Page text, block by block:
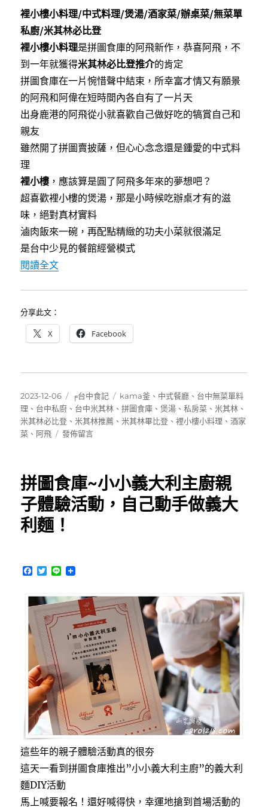
夾
多
拿
滋
及
果
拉
米
c
e
b
o
o
k
i
t
t
e
r
n
e
裡小樓小料理/中式料理/煲湯/酒家菜/辦桌菜/無菜單
私廚/米其林必比登
裡小樓小料理是拼圖食庫的阿飛新作，恭喜阿飛，不
到一年就獲得米其林必比登推介的肯定
拼圖食庫在一片惋惜聲中結束，所幸富才情又有願景
的阿飛和阿偉在短時間內各自有了一片天
出身鹿港的阿飛從小就喜歡自己做好吃的犒賞自己和
親友
雖然開了拼圖賣披薩，但心心念念還是鍾愛的中式料
理
裡小樓 ，應該算是圓了阿飛多年來的夢想吧？
超喜歡裡小樓的煲湯，那是小時候吃辦桌才有的滋
味，絕對真材實料
滷肉飯來一碗，再配點精緻的功夫小菜就很滿足
是台中少見的餐館經營模式
閱讀全文〈[台中]裡小樓小料理～巷弄中隱藏版私房小菜
分享此文：
X Facebook
發
佈
日
期:
2023-12-06
分
類
╒台中食記
標
籤
kama釜 、 中式餐廳 、 台中無菜單料
理 、 台中私廚 、 台中米其林 、拼圖食庫 、煲湯 、私房菜 、米其林 、
米其林必比登 、米其林推薦 、米其林畢比登 、裡小樓小料理 、酒家
菜 、 阿飛
在
小
樓
小
料
理
弄
隱
私
菜
料
理，
2024
米
其
林
必
比
登
推
發佈留言
拼圖食庫~小小義大利主廚親
子體驗活動，自己動手做義大
利麵！
F
e
b
k
T
t
e
r
L
e
這些年的親子體驗活動真的很夯
這天一看到拼圖食庫推出”小小義大利主廚”的義大利
麵DIY活動
馬上喊要報名！還好喊得快，幸運地搶到首場活動的